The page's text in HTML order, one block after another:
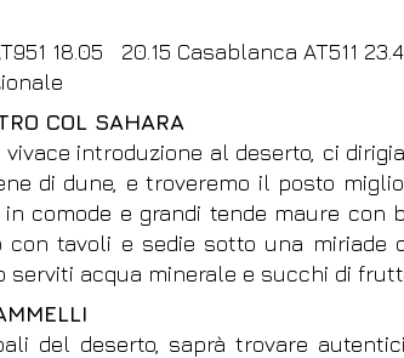
18.05 20.15 Casablanca AT511
COL SAHARA
introduzione al deserto, ci
di dune, e troveremo il posto
comode e grandi tende maure con
tavoli e sedie sotto una miriade
serviti acqua minerale e succhi di
del deserto, saprà trovare